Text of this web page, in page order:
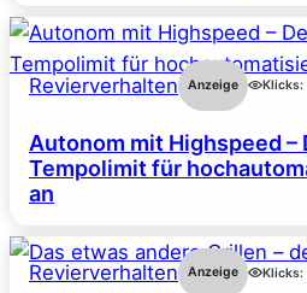
Revierverhalten Anzeige Klicks:
Autonom mit Highspeed –
Tempolimit für
an
Revierverhalten Anzeige Klicks: